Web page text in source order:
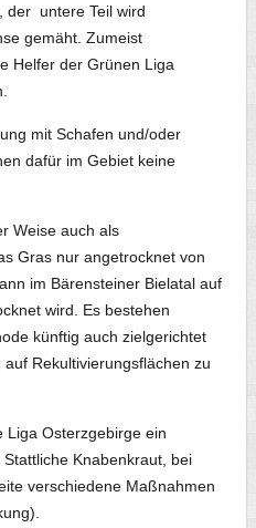
der untere Teil wird
gemäht. Zumeist
Helfer der Grünen Liga
mit Schafen und/oder
dafür im Gebiet keine
Weise auch als
Gras nur angetrocknet von
im Bärensteiner Bielatal auf
wird. Es bestehen
künftig auch zielgerichtet
Rekultivierungsflächen zu
Liga Osterzgebirge ein
Knabenkraut, bei
verschiedene Maßnahmen